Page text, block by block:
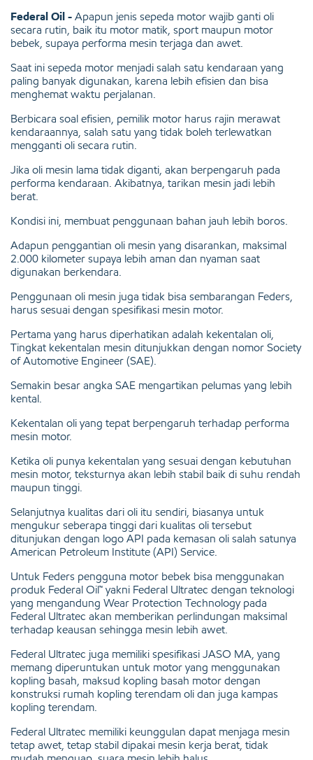
Federal Oil - Apapun jenis sepeda motor wajib ganti oli
secara rutin, baik itu motor matik, sport maupun motor
bebek, supaya performa mesin terjaga dan awet.
Saat ini sepeda motor menjadi salah satu kendaraan yang
paling banyak digunakan, karena lebih efisien dan bisa
menghemat waktu perjalanan.
Berbicara soal efisien, pemilik motor harus rajin merawat
kendaraannya, salah satu yang tidak boleh terlewatkan
mengganti oli secara rutin.
Jika oli mesin lama tidak diganti, akan berpengaruh pada
performa kendaraan. Akibatnya, tarikan mesin jadi lebih
berat.
Kondisi ini, membuat penggunaan bahan jauh lebih boros.
Adapun penggantian oli mesin yang disarankan, maksimal
2.000 kilometer supaya lebih aman dan nyaman saat
digunakan berkendara.
Penggunaan oli mesin juga tidak bisa sembarangan Feders,
harus sesuai dengan spesifikasi mesin motor.
Pertama yang harus diperhatikan adalah kekentalan oli,
Tingkat kekentalan mesin ditunjukkan dengan nomor Society
of Automotive Engineer (SAE).
Semakin besar angka SAE mengartikan pelumas yang lebih
kental.
Kekentalan oli yang tepat berpengaruh terhadap performa
mesin motor.
Ketika oli punya kekentalan yang sesuai dengan kebutuhan
mesin motor, teksturnya akan lebih stabil baik di suhu rendah
maupun tinggi.
Selanjutnya kualitas dari oli itu sendiri, biasanya untuk
mengukur seberapa tinggi dari kualitas oli tersebut
ditunjukan dengan logo API pada kemasan oli salah satunya
American Petroleum Institute (API) Service.
Untuk Feders pengguna motor bebek bisa menggunakan
produk Federal Oil™ yakni Federal Ultratec dengan teknologi
yang mengandung Wear Protection Technology pada
Federal Ultratec akan memberikan perlindungan maksimal
terhadap keausan sehingga mesin lebih awet.
Federal Ultratec juga memiliki spesifikasi JASO MA, yang
memang diperuntukan untuk motor yang menggunakan
kopling basah, maksud kopling basah motor dengan
konstruksi rumah kopling terendam oli dan juga kampas
kopling terendam.
Federal Ultratec memiliki keunggulan dapat menjaga mesin
tetap awet, tetap stabil dipakai mesin kerja berat, tidak